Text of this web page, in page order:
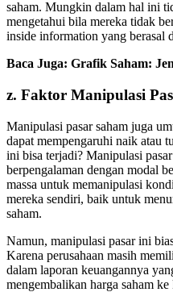
saham. Mungkin dalam hal ini
mengetahui bila mereka tidak
inside information yang berasal
Baca Juga: Grafik Saham:
z. Faktor Manipulasi
Manipulasi pasar saham juga
dapat mempengaruhi naik atau
ini bisa terjadi? Manipulasi
berpengalaman dengan modal
massa untuk memanipulasi
mereka sendiri, baik untuk
saham.
Namun, manipulasi pasar ini
Karena perusahaan masih
dalam laporan keuangannya
mengembalikan harga saham ke